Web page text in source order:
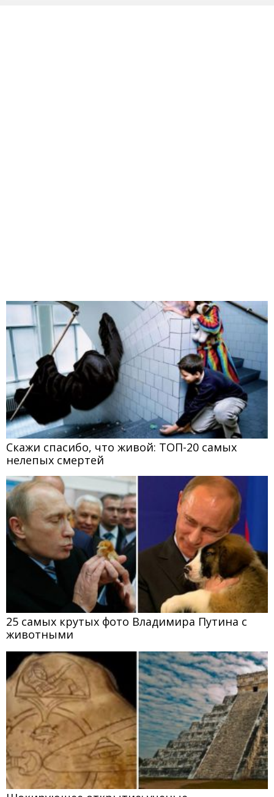
Скажи спасибо, что живой: ТОП-20 самых
нелепых смертей
25 самых крутых фото Владимира Путина с
животными